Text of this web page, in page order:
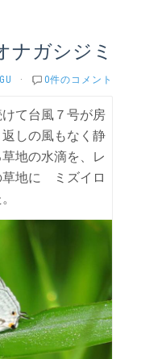
ナガシジミ
· 0件のコメント
て台風７号が房
しの風もなく静
地の水滴を、レ
地に ミズイロ